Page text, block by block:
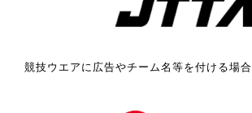
競技ウエアに広告やチーム名等を付ける場